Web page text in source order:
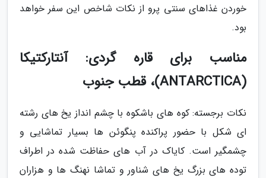
خوردن غذاهای سنتی پرو از نکات شاخص این سفر خواهد
بود.
مناسب برای قاره گردی: آنتارکتیکا
(ANTARCTICA)، قطب جنوب
نکات برجسته: کوه های باشکوه با چشم انداز یخ های رشته
ای شکل با حضور پراکنده پنگوئن ها بسیار تماشایی و
چشمگیر است. کایاک در آب های حفاظت شده در اطراف
توده های بزرگ یخ های شناور و تماشا نهنگ ها و هزاران